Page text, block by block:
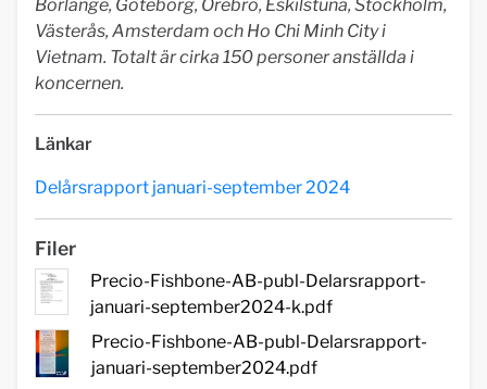
Borlänge, Göteborg, Örebro, Eskilstuna, Stockholm,
Västerås, Amsterdam och Ho Chi Minh City i
Vietnam. Totalt är cirka 150 personer anställda i
koncernen.
Länkar
Delårsrapport januari-september 2024
Filer
Precio-Fishbone-AB-publ-Delarsrapport-
januari-september2024-k.pdf
Precio-Fishbone-AB-publ-Delarsrapport-
januari-september2024.pdf